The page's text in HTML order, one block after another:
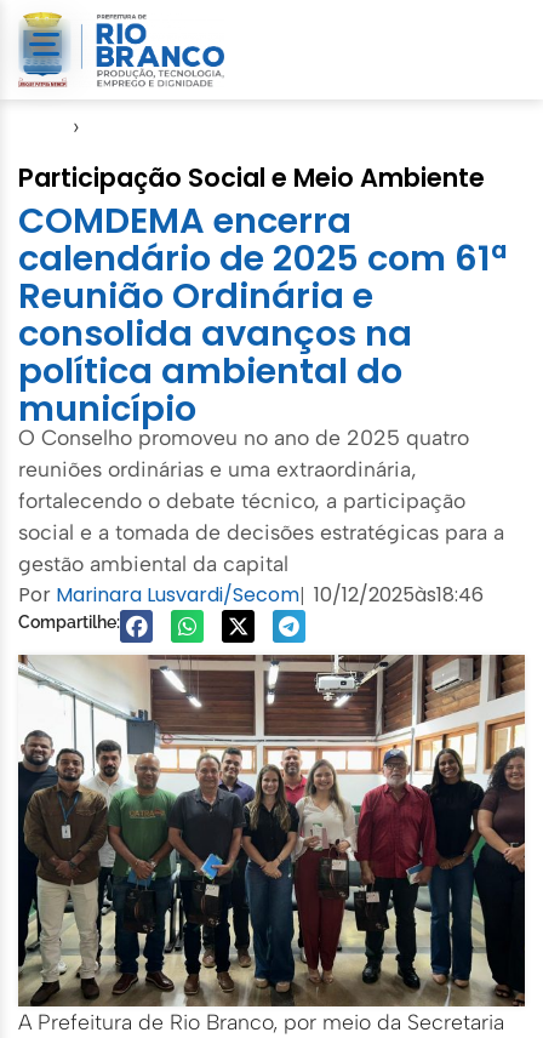
›
Participação Social e Meio Ambiente
COMDEMA encerra
calendário de 2025 com 61ª
Reunião Ordinária e
consolida avanços na
política ambiental do
município
O Conselho promoveu no ano de 2025 quatro
reuniões ordinárias e uma extraordinária,
fortalecendo o debate técnico, a participação
social e a tomada de decisões estratégicas para a
gestão ambiental da capital
Por Marinara Lusvardi/Secom| 10/12/2025às18:46
Compartilhe:
A Prefeitura de Rio Branco, por meio da Secretaria